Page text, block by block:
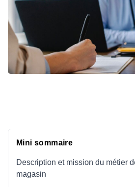
Mini sommaire
Description et mission du métier
magasin